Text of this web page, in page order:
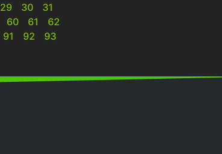
29 30
31
60 61
62
91 92
93